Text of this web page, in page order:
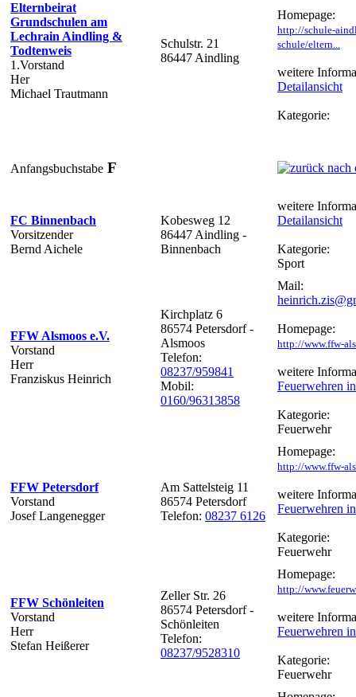
Elternbeirat
Grundschulen am
Lechrain Aindling &
Todtenweis
1.Vorstand
Her
Michael Trautmann
Schulstr. 21
86447 Aindling
Homepage:
http://schule-
schule/eltern...
weitere
Detailansicht
Kategorie:
Anfangsbuchstabe F
FC Binnenbach
Vorsitzender
Bernd Aichele
Kobesweg 12
86447 Aindling -
Binnenbach
weitere
Detailansicht
Kategorie:
Sport
FFW Alsmoos e.V.
Vorstand
Herr
Franziskus Heinrich
Kirchplatz 6
86574 Petersdorf -
Alsmoos
Telefon:
08237/959841
Mobil:
0160/96313858
Mail:
Homepage:
http://www.ffw-
weitere
Feuerwehren
Kategorie:
Feuerwehr
FFW Petersdorf
Vorstand
Josef Langenegger
Am Sattelsteig 11
86574 Petersdorf
Telefon: 08237 6126
Homepage:
http://www.ffw-
weitere
Feuerwehren
Kategorie:
Feuerwehr
FFW Schönleiten
Vorstand
Herr
Stefan Heißerer
Zeller Str. 26
86574 Petersdorf -
Schönleiten
Telefon:
08237/9528310
Homepage:
http://
weitere
Feuerwehren
Kategorie:
Feuerwehr